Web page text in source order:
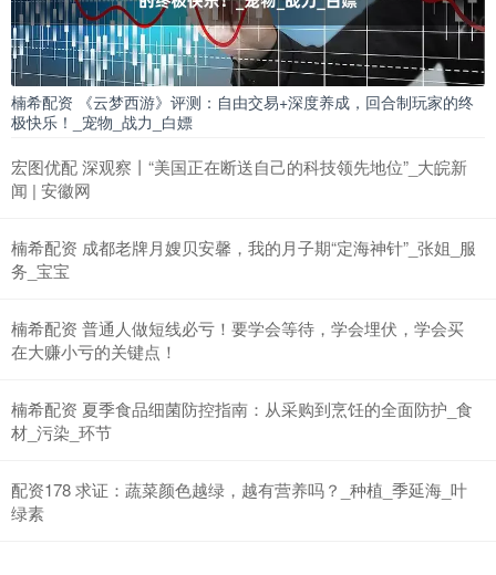
楠希配资 《云梦西游》评测：自由交易+深度养成，回合制玩家的终
极快乐！_宠物_战力_白嫖
宏图优配 深观察丨“美国正在断送自己的科技领先地位”_大皖新
闻 | 安徽网
楠希配资 成都老牌月嫂贝安馨，我的月子期“定海神针”_张姐_服
务_宝宝
楠希配资 普通人做短线必亏！要学会等待，学会埋伏，学会买
在大赚小亏的关键点！
楠希配资 夏季食品细菌防控指南：从采购到烹饪的全面防护_食
材_污染_环节
配资178 求证：蔬菜颜色越绿，越有营养吗？_种植_季延海_叶
绿素